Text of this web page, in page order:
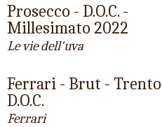
Prosecco - D.O.C. -
Millesimato 2022
Le vie dell'uva
Ferrari - Brut - Trento
D.O.C.
Ferrari